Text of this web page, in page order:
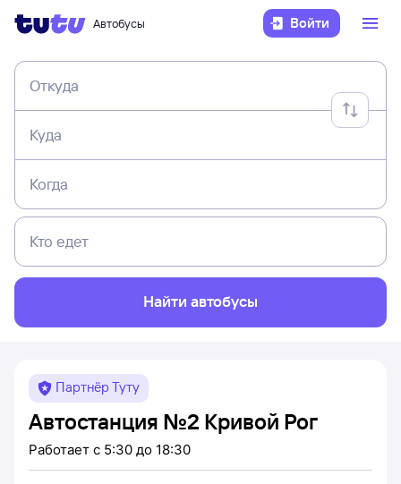
Автобусы Войти
Откуда
Куда
Когда
Кто едет
Найти автобусы
Партнёр Туту
Автостанция №2 Кривой Рог
Работает с 5:30 до 18:30